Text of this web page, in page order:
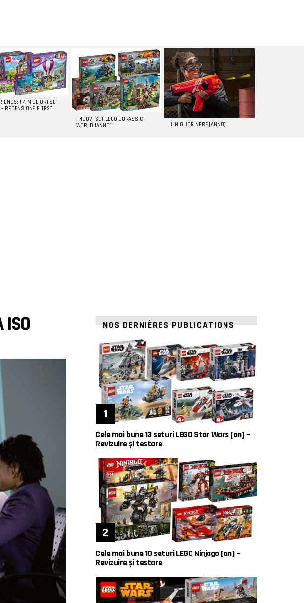
I 4 MIGLIORI SET
RECENSIONE E TEST
I NUOVI SET LEGO JURASSIC
WORLD [ANNO]
IL MIGLIOR NERF [ANNO]
ISO NOS DERNIÈRES PUBLICATIONS
Cele mai bune 13 seturi LEGO Star Wars [an] –
Revizuire și testare
Cele mai bune 10 seturi LEGO Ninjago [an] –
Revizuire și testare